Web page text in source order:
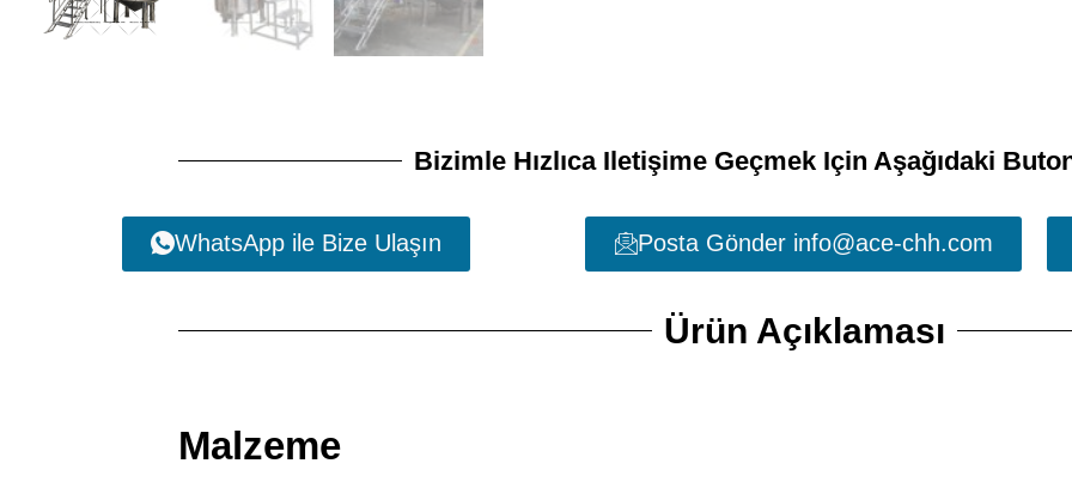
Bizimle Hızlıca Iletişime Geçmek Için Aşağıdaki
WhatsApp ile Bize Ulaşın Posta Gönder info@ace-chh.com
Ürün Açıklaması
Malzeme